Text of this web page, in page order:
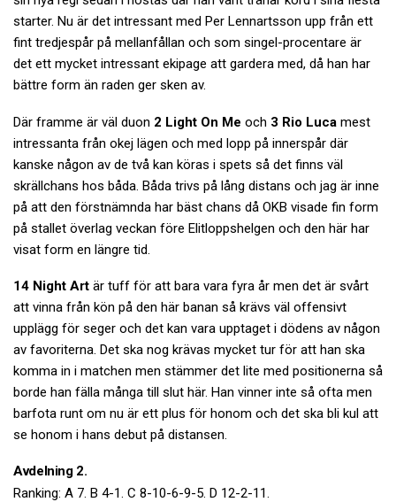
starter. Nu är det intressant med Per Lennartsson upp från ett
fint tredjespår på mellanfållan och som singel-procentare är
det ett mycket intressant ekipage att gardera med, då han har
bättre form än raden ger sken av.
Där framme är väl duon 2 Light On Me och 3 Rio Luca mest
intressanta från okej lägen och med lopp på innerspår där
kanske någon av de två kan köras i spets så det finns väl
skrällchans hos båda. Båda trivs på lång distans och jag är inne
på att den förstnämnda har bäst chans då OKB visade fin form
på stallet överlag veckan före Elitloppshelgen och den här har
visat form en längre tid.
14 Night Art är tuff för att bara vara fyra år men det är svårt
att vinna från kön på den här banan så krävs väl offensivt
upplägg för seger och det kan vara upptaget i dödens av någon
av favoriterna. Det ska nog krävas mycket tur för att han ska
komma in i matchen men stämmer det lite med positionerna så
borde han fälla många till slut här. Han vinner inte så ofta men
barfota runt om nu är ett plus för honom och det ska bli kul att
se honom i hans debut på distansen.
Avdelning 2.
Ranking: A 7. B 4-1. C 8-10-6-9-5. D 12-2-11.